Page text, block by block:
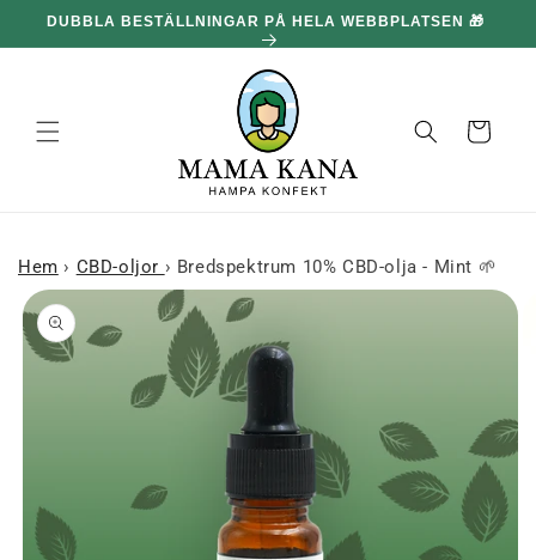
och gå
DUBBLA BESTÄLLNINGAR PÅ HELA WEBBPLATSEN 🎁
Korg
Hem › CBD-oljor › Bredspektrum 10% CBD-olja - Mint 🌱
till